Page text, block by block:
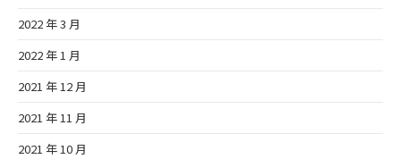
2022 年 3 月
2022 年 1 月
2021 年 12 月
2021 年 11 月
2021 年 10 月